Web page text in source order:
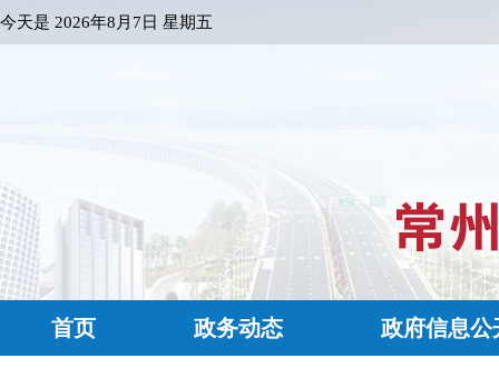
今天是 2026年8月7日 星期五
首页 政务动态 政府信息公